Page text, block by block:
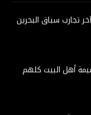
آخر تجارب سباق البحرين
أهل البيت كلهم